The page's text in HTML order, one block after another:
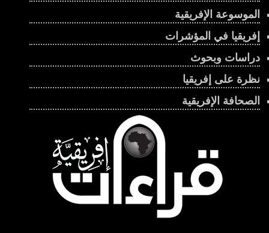
الموسوعة الإفريقية
إفريقيا في المؤشرات
دراسات وبحوث
نظرة على إفريقيا
الصحافة الإفريقية